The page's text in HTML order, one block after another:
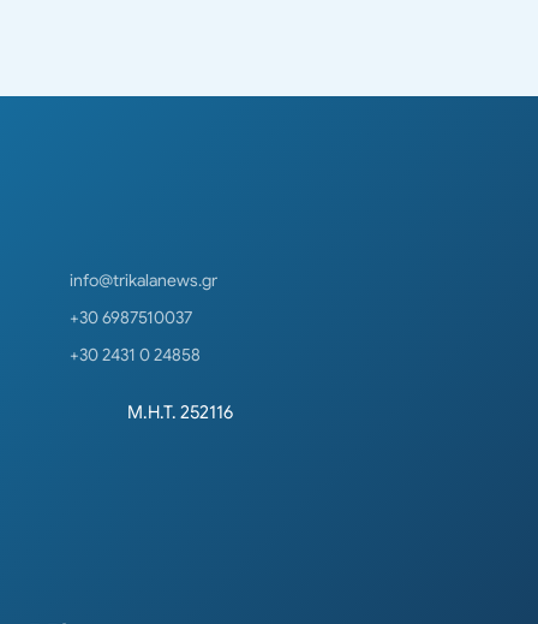
info@trikalanews.gr
+30 6987510037
+30 2431 0 24858
Μ.Η.Τ. 252116